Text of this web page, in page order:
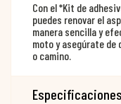
Con el *Kit de
puedes renovar el
manera sencilla y
moto y asegúrate de
o camino.